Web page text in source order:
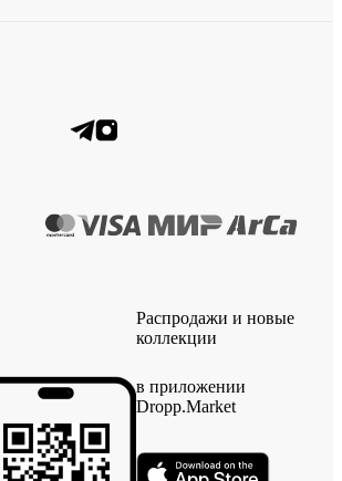
Распродажи и новые
коллекции
в приложении
Dropp.Market